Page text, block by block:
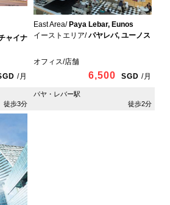
ャイナ
/月
徒歩3分
East Area/Paya Lebar, Eunos
イーストエリア/パヤレバ, ユーノス
オフィス/店舗
6,500 SGD /月
パヤ・レバー駅
徒歩2分